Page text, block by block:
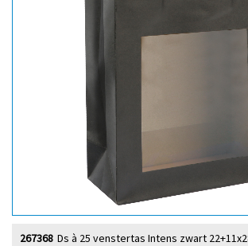
Ds à 25 venstertas Intens zwart
267368